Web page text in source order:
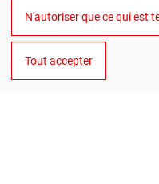
Instagram
YouTube
N'autoriser que ce qui est
Tout accepter